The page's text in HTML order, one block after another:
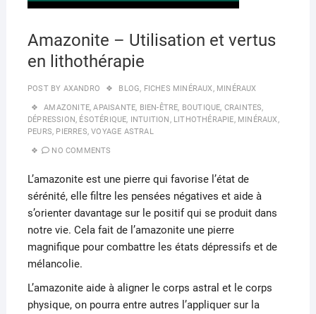
Amazonite – Utilisation et vertus
en lithothérapie
POST BY AXANDRO BLOG, FICHES MINÉRAUX, MINÉRAUX
AMAZONITE,APAISANTE, BIEN-ÊTRE, BOUTIQUE, CRAINTES,
DÉPRESSION, ÉSOTÉRIQUE, INTUITION, LITHOTHÉRAPIE, MINÉRAUX,
PEURS, PIERRES,VOYAGE ASTRAL
NO COMMENTS
L’amazonite est une pierre qui favorise l’état de
sérénité, elle filtre les pensées négatives et aide à
s’orienter davantage sur le positif qui se produit dans
notre vie. Cela fait de l’amazonite une pierre
magnifique pour combattre les états dépressifs et de
mélancolie.
L’amazonite aide à aligner le corps astral et le corps
physique, on pourra entre autres l’appliquer sur la